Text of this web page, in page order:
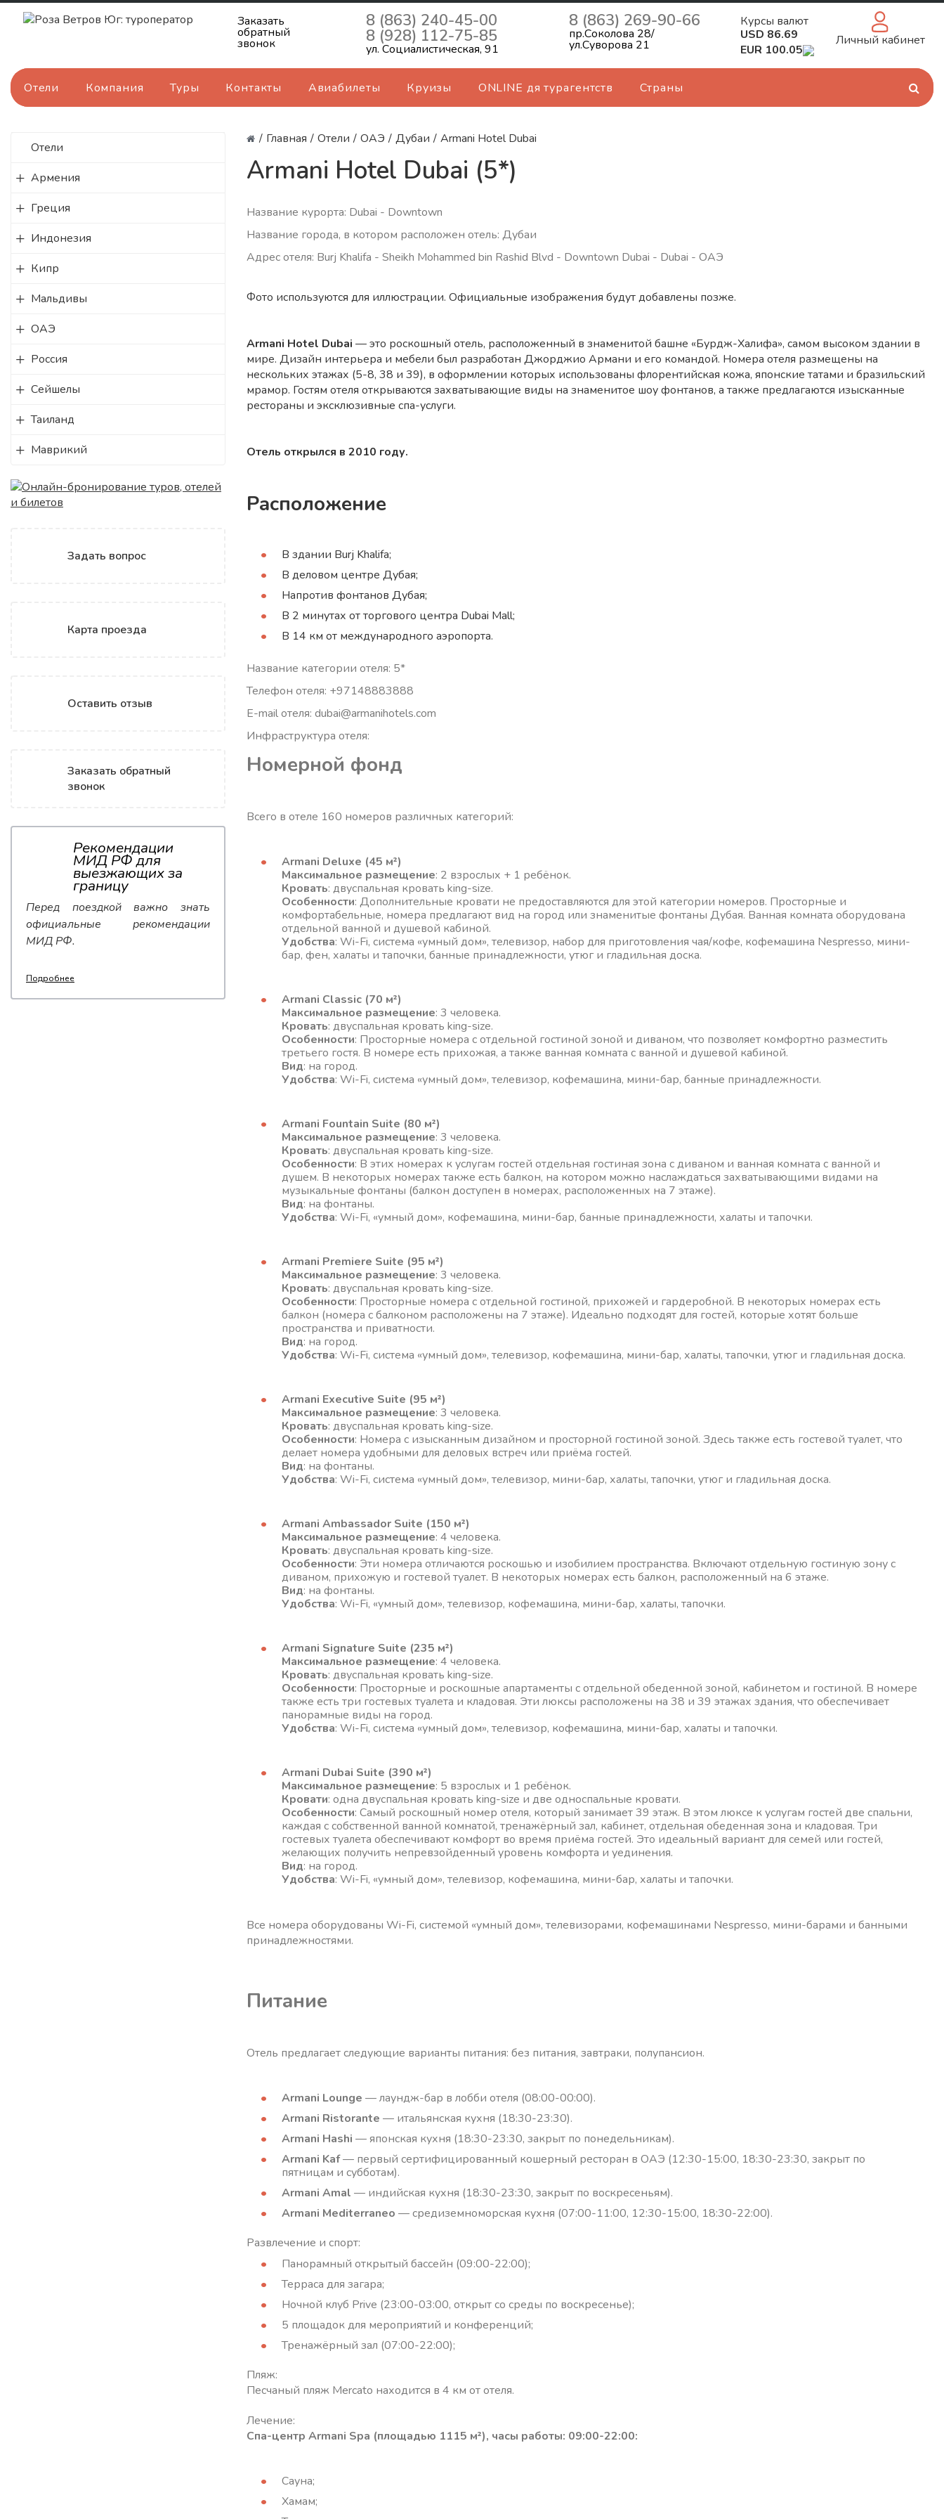
Заказать
обратный
звонок
8 (863) 240-45-00
8 (928) 112-75-85
ул. Социалистическая, 91
8 (863) 269-90-66
пр.Соколова 28/
ул.Суворова 21
Курсы валют
USD 86.69
EUR 100.05
Личный кабинет
Отели Компания Туры Контакты Авиабилеты Круизы ONLINE дя турагентств Страны
/ Главная / Отели / ОАЭ / Дубаи / Armani Hotel Dubai
Armani Hotel Dubai (5*)
Отели
Армения
Греция
Индонезия
Кипр
Мальдивы
ОАЭ
Россия
Сейшелы
Таиланд
Маврикий
Задать вопрос
Карта проезда
Оставить отзыв
Заказать обратный
звонок
Рекомендации
МИД РФ для
выезжающих за
границу
Перед поездкой важно знать
официальные рекомендации
МИД РФ.
Подробнее
Название курорта: Dubai - Downtown
Название города, в котором расположен отель: Дубаи
Адрес отеля: Burj Khalifa - Sheikh Mohammed bin Rashid Blvd - Downtown Dubai - Dubai - ОАЭ
Фото используются для иллюстрации. Официальные изображения будут добавлены позже.
Armani Hotel Dubai — это роскошный отель, расположенный в знаменитой башне «Бурдж-Халифа», самом высоком здании в
мире. Дизайн интерьера и мебели был разработан Джорджио Армани и его командой. Номера отеля размещены на
нескольких этажах (5-8, 38 и 39), в оформлении которых использованы флорентийская кожа, японские татами и бразильский
мрамор. Гостям отеля открываются захватывающие виды на знаменитое шоу фонтанов, а также предлагаются изысканные
рестораны и эксклюзивные спа-услуги.
Отель открылся в 2010 году.
Расположение
В здании Burj Khalifa;
В деловом центре Дубая;
Напротив фонтанов Дубая;
В 2 минутах от торгового центра Dubai Mall;
В 14 км от международного аэропорта.
Название категории отеля: 5*
Телефон отеля: +97148883888
E-mail отеля: dubai@armanihotels.com
Инфраструктура отеля:
Номерной фонд
Всего в отеле 160 номеров различных категорий:
Armani Deluxe (45 м²)
Максимальное размещение: 2 взрослых + 1 ребёнок.
Кровать: двуспальная кровать king-size.
Особенности: Дополнительные кровати не предоставляются для этой категории номеров. Просторные и
комфортабельные, номера предлагают вид на город или знаменитые фонтаны Дубая. Ванная комната оборудована
отдельной ванной и душевой кабиной.
Удобства: Wi-Fi, система «умный дом», телевизор, набор для приготовления чая/кофе, кофемашина Nespresso, мини-
бар, фен, халаты и тапочки, банные принадлежности, утюг и гладильная доска.
Armani Classic (70 м²)
Максимальное размещение: 3 человека.
Кровать: двуспальная кровать king-size.
Особенности: Просторные номера с отдельной гостиной зоной и диваном, что позволяет комфортно разместить
третьего гостя. В номере есть прихожая, а также ванная комната с ванной и душевой кабиной.
Вид: на город.
Удобства: Wi-Fi, система «умный дом», телевизор, кофемашина, мини-бар, банные принадлежности.
Armani Fountain Suite (80 м²)
Максимальное размещение: 3 человека.
Кровать: двуспальная кровать king-size.
Особенности: В этих номерах к услугам гостей отдельная гостиная зона с диваном и ванная комната с ванной и
душем. В некоторых номерах также есть балкон, на котором можно наслаждаться захватывающими видами на
музыкальные фонтаны (балкон доступен в номерах, расположенных на 7 этаже).
Вид: на фонтаны.
Удобства: Wi-Fi, «умный дом», кофемашина, мини-бар, банные принадлежности, халаты и тапочки.
Armani Premiere Suite (95 м²)
Максимальное размещение: 3 человека.
Кровать: двуспальная кровать king-size.
Особенности: Просторные номера с отдельной гостиной, прихожей и гардеробной. В некоторых номерах есть
балкон (номера с балконом расположены на 7 этаже). Идеально подходят для гостей, которые хотят больше
пространства и приватности.
Вид: на город.
Удобства: Wi-Fi, система «умный дом», телевизор, кофемашина, мини-бар, халаты, тапочки, утюг и гладильная доска.
Armani Executive Suite (95 м²)
Максимальное размещение: 3 человека.
Кровать: двуспальная кровать king-size.
Особенности: Номера с изысканным дизайном и просторной гостиной зоной. Здесь также есть гостевой туалет, что
делает номера удобными для деловых встреч или приёма гостей.
Вид: на фонтаны.
Удобства: Wi-Fi, система «умный дом», телевизор, мини-бар, халаты, тапочки, утюг и гладильная доска.
Armani Ambassador Suite (150 м²)
Максимальное размещение: 4 человека.
Кровать: двуспальная кровать king-size.
Особенности: Эти номера отличаются роскошью и изобилием пространства. Включают отдельную гостиную зону с
диваном, прихожую и гостевой туалет. В некоторых номерах есть балкон, расположенный на 6 этаже.
Вид: на фонтаны.
Удобства: Wi-Fi, «умный дом», телевизор, кофемашина, мини-бар, халаты, тапочки.
Armani Signature Suite (235 м²)
Максимальное размещение: 4 человека.
Кровать: двуспальная кровать king-size.
Особенности: Просторные и роскошные апартаменты с отдельной обеденной зоной, кабинетом и гостиной. В номере
также есть три гостевых туалета и кладовая. Эти люксы расположены на 38 и 39 этажах здания, что обеспечивает
панорамные виды на город.
Удобства: Wi-Fi, система «умный дом», телевизор, кофемашина, мини-бар, халаты и тапочки.
Armani Dubai Suite (390 м²)
Максимальное размещение: 5 взрослых и 1 ребёнок.
Кровати: одна двуспальная кровать king-size и две односпальные кровати.
Особенности: Самый роскошный номер отеля, который занимает 39 этаж. В этом люксе к услугам гостей две спальни,
каждая с собственной ванной комнатой, тренажёрный зал, кабинет, отдельная обеденная зона и кладовая. Три
гостевых туалета обеспечивают комфорт во время приёма гостей. Это идеальный вариант для семей или гостей,
желающих получить непревзойденный уровень комфорта и уединения.
Вид: на город.
Удобства: Wi-Fi, «умный дом», телевизор, кофемашина, мини-бар, халаты и тапочки.
Все номера оборудованы Wi-Fi, системой «умный дом», телевизорами, кофемашинами Nespresso, мини-барами и банными
принадлежностями.
Питание
Отель предлагает следующие варианты питания: без питания, завтраки, полупансион.
Armani Lounge — лаундж-бар в лобби отеля (08:00-00:00).
Armani Ristorante — итальянская кухня (18:30-23:30).
Armani Hashi — японская кухня (18:30-23:30, закрыт по понедельникам).
Armani Kaf— первый сертифицированный кошерный ресторан в ОАЭ (12:30-15:00, 18:30-23:30, закрыт по
пятницам и субботам).
Armani Amal — индийская кухня (18:30-23:30, закрыт по воскресеньям).
Armani Mediterraneo — средиземноморская кухня (07:00-11:00, 12:30-15:00, 18:30-22:00).
Развлечение и спорт:
Панорамный открытый бассейн (09:00-22:00);
Терраса для загара;
Ночной клуб Prive (23:00-03:00, открыт со среды по воскресенье);
5 площадок для мероприятий и конференций;
Тренажёрный зал (07:00-22:00);
Пляж:
Песчаный пляж Mercato находится в 4 км от отеля.
Лечение:
Спа-центр Armani Spa (площадью 1115 м²), часы работы: 09:00-22:00:
Сауна;
Хамам;